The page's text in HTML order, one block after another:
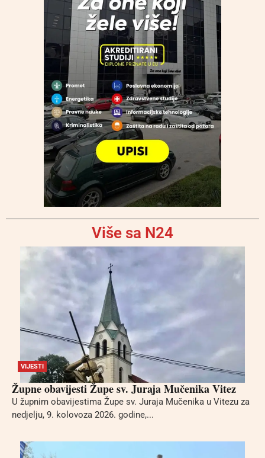
Više sa N24
VIJESTI
Župne obavijesti Župe sv. Juraja Mučenika Vitez
U župnim obavijestima Župe sv. Juraja Mučenika u Vitezu za
nedjelju, 9. kolovoza 2026. godine,...